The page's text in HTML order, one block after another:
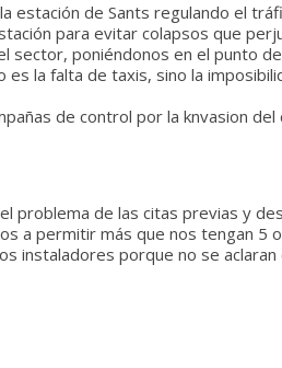
estación de Sants regulando el
para evitar colapsos que
sector, poniéndonos en el punto
es la falta de taxis, sino la
de control por la knvasion del
problema de las citas previas y
a permitir más que nos tengan 5
instaladores porque no se